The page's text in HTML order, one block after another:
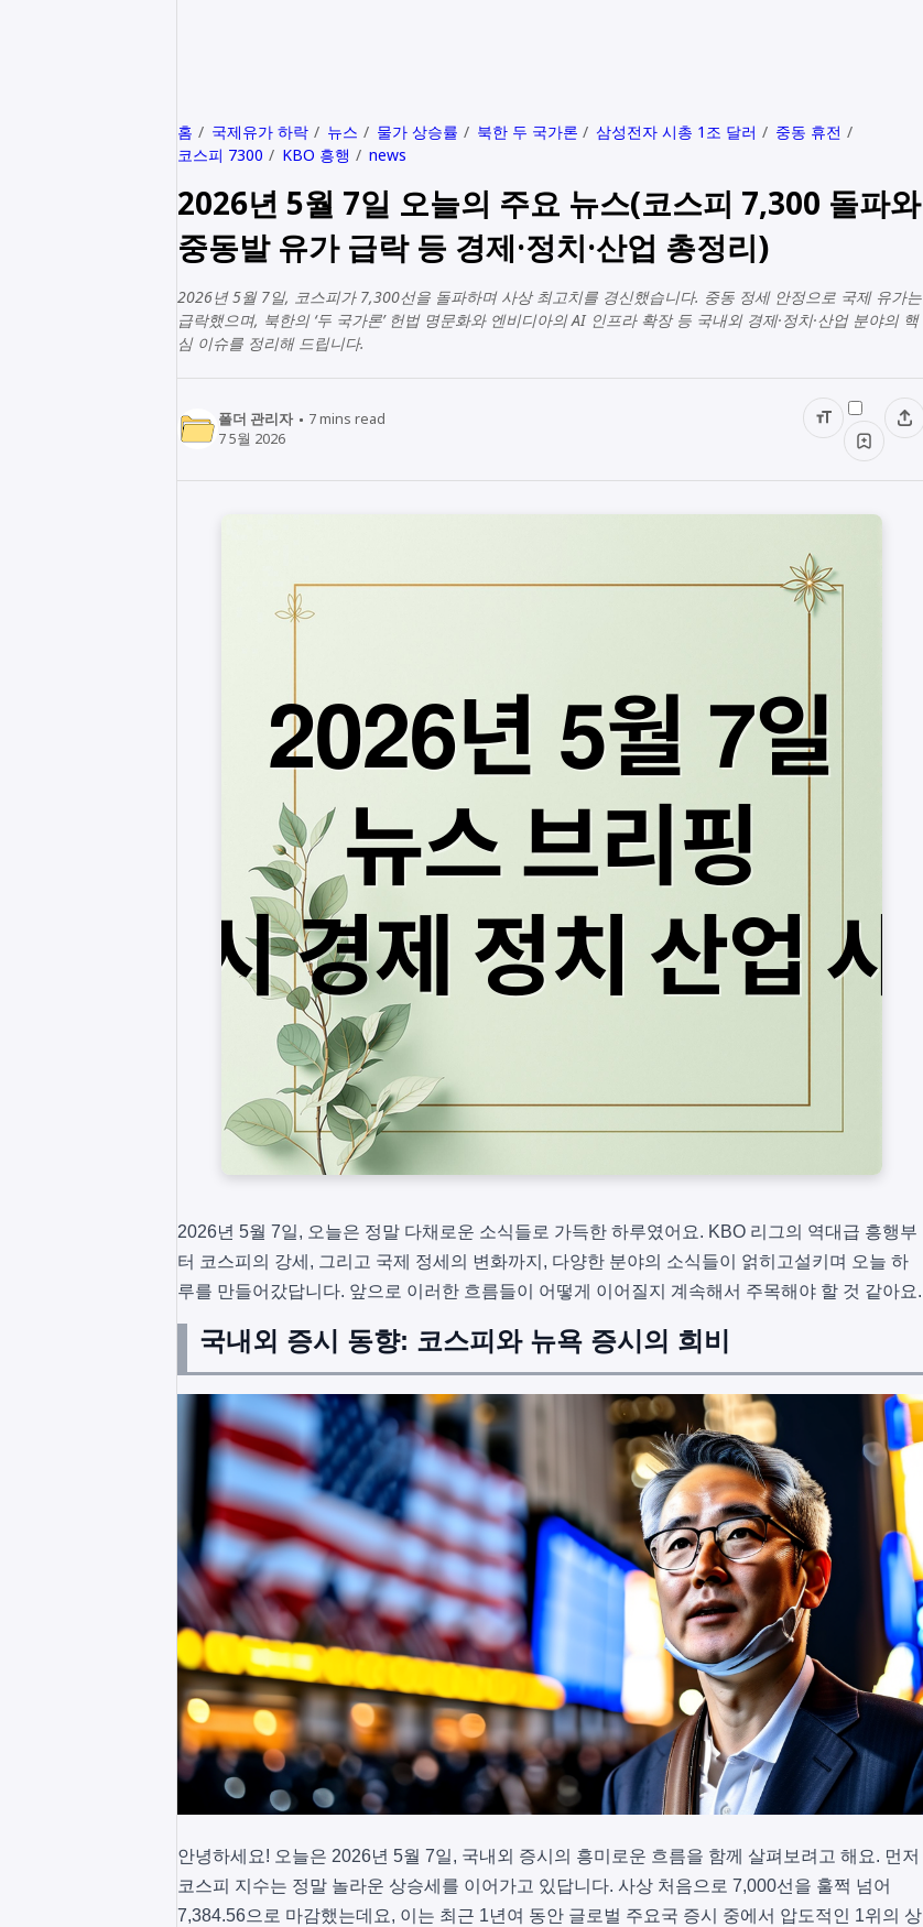
홈 국제유가 하락 뉴스 물가 상승률 북한 두 국가론 삼성전자 시총 1조 달러
중동 휴전
코스피 7300
KBO 흥행 news
2026년 5월 7일 오늘의 주요 뉴스(코스피 7,300 돌파와
중동발 유가 급락 등 경제·정치·산업 총정리)
2026년 5월 7일, 코스피가 7,300선을 돌파하며 사상 최고치를 경신했습니다. 중동 정세 안정으로 국제 유가는
급락했으며, 북한의 ‘두 국가론’ 헌법 명문화와 엔비디아의 AI 인프라 확장 등 국내외 경제·정치·산업 분야의 핵
심 이슈를 정리해 드립니다.
폴더 관리자 7mins read
7 5월 2026
2026년 5월 7일, 오늘은 정말 다채로운 소식들로 가득한 하루였어요. KBO 리그의 역대급 흥행부
터 코스피의 강세, 그리고 국제 정세의 변화까지, 다양한 분야의 소식들이 얽히고설키며 오늘 하
루를 만들어갔답니다. 앞으로 이러한 흐름들이 어떻게 이어질지 계속해서 주목해야 할 것 같아요.
국내외 증시 동향: 코스피와 뉴욕 증시의 희비
안녕하세요! 오늘은 2026년 5월 7일, 국내외 증시의 흥미로운 흐름을 함께 살펴보려고 해요. 먼저
코스피 지수는 정말 놀라운 상승세를 이어가고 있답니다. 사상 처음으로 7,000선을 훌쩍 넘어
7,384.56으로 마감했는데요, 이는 최근 1년여 동안 글로벌 주요국 증시 중에서 압도적인 1위의 상